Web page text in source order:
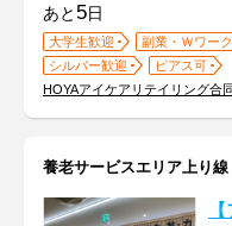
あと 5日
大学生歓迎 副業・Ｗワー
シルバー歓迎
ピアス可
HOYAアイケアリテイリング合
養老サービスエリア上り線